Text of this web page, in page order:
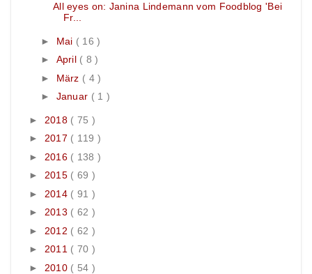
All eyes on: Janina Lindemann vom Foodblog 'Bei
Fr...
► Mai ( 16 )
► April ( 8 )
► März ( 4 )
► Januar ( 1 )
► 2018 ( 75 )
► 2017 ( 119 )
► 2016 ( 138 )
► 2015 ( 69 )
► 2014 ( 91 )
► 2013 ( 62 )
► 2012 ( 62 )
► 2011 ( 70 )
► 2010 ( 54 )